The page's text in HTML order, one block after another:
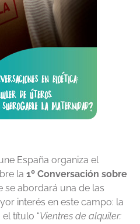
España organiza el
la 1º Conversación sobre
se abordará una de las
interés en este campo: la
título “Vientres de alquiler: